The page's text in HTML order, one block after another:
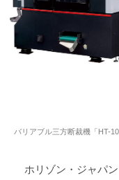
バリアブル三方断裁機「HT-
ホリゾン・ジャパン